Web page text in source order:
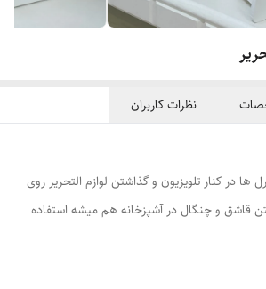
نظرات کاربران
در کنار تلویزیون و گذاشتن لوازم التحریر روی
قاشق و چنگال در آشپزخانه هم میشه استفاده